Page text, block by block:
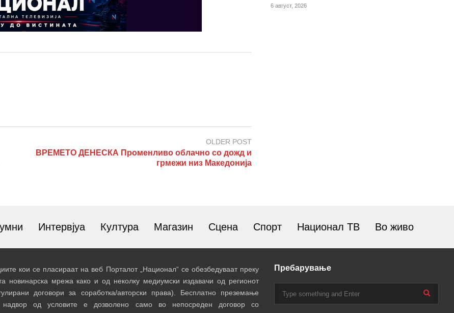
OLDER POST
ВРЕМЕТО ДЕНЕСКА Променливо облачно со дожд и
грмежи низ Македонија
6 август, 2026
Интервјуа Култура Магазин Сцена Спорт Национал ТВ Во живо
кои се пласираат на веб Порталот „Национал“ се обезбедуваат преку
новинарска мрежа како и од неколку медиумски издавачи од регионот
договори за соработка/авторски права). Бесплатно преземање
надвор од условите е дозволено само во непосреден договор со
Пребарување